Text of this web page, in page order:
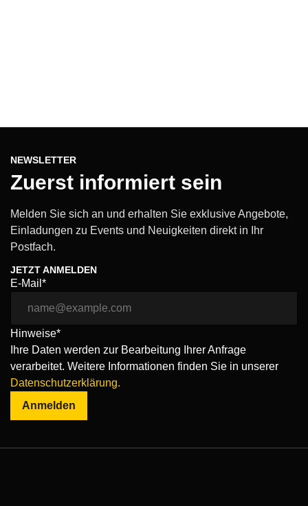
NEWSLETTER
Zuerst informiert sein
Melden Sie sich an und erhalten Sie exklusive Angebote,
Einladungen zu Events und Neuigkeiten direkt in Ihr
Postfach.
JETZT ANMELDEN
E-Mail*
Hinweise*
Ihre Daten werden zur Bearbeitung Ihrer Anfrage
verarbeitet. Weitere Informationen finden Sie in unserer
Datenschutzerklärung.
Anmelden